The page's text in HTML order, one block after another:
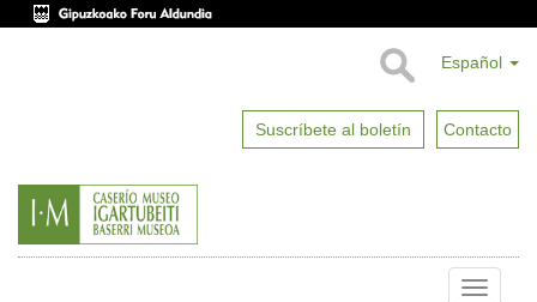
Español
Suscríbete al boletín Contacto
Toggle